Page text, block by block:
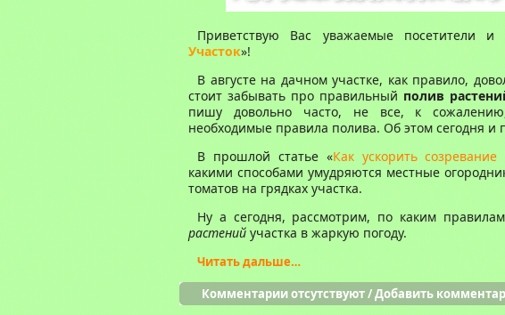
Приветствую Вас уважаемые посетители и
Участок»!
В августе на дачном участке, как правило,
стоит забывать про правильный полив
пишу довольно часто, не все, к
необходимые правила полива. Об этом сегодня и
В прошлой статье «Как ускорить созревание
какими способами умудряются местные
томатов на грядках участка.
Ну а сегодня, рассмотрим, по каким правилам
растений участка в жаркую погоду.
Читать дальше…
Комментарии отсутствуют/Добавить